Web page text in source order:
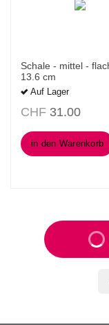
Schale - mittel -
13.6 cm
Auf Lager
CHF 31.00
in den Warenkorb